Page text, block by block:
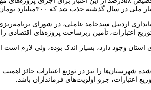
اردبیل سیدحامد عاملی، در شورای برنامه‌ریزی
وجود دارد، بسیار اندک بوده، ولی لازم است
شهرستان‌ها را نیز در توزیع اعتبارات حائز
اعتبارات، جزو اولویت‌های فرمانداران باشد.